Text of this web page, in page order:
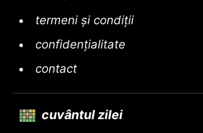
termeni și condiții
confidențialitate
contact
cuvântul zilei